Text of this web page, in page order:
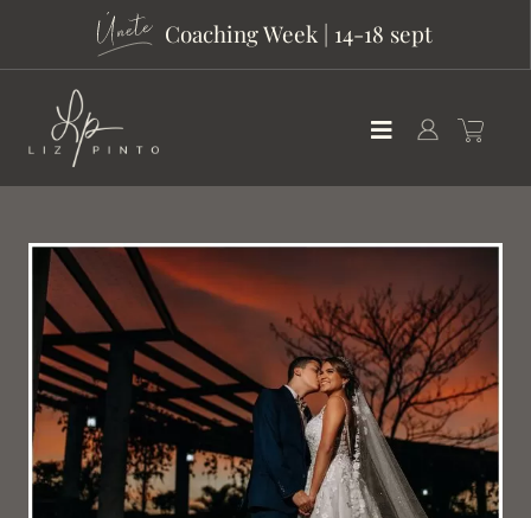
Coaching Week | 14-18 sept